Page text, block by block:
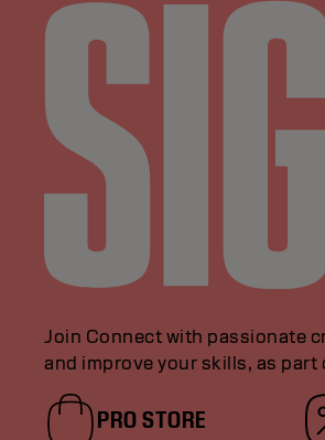
Join Connect with passionate
and improve your skills, as
PRO STORE